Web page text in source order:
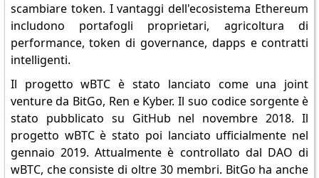
scambiare token. I vantaggi dell'ecosistema Ethereum
includono portafogli proprietari, agricoltura di
performance, token di governance, dapps e contratti
intelligenti.
Il progetto wBTC è stato lanciato come una joint
venture da BitGo, Ren e Kyber. Il suo codice sorgente è
stato pubblicato su GitHub nel novembre 2018. Il
progetto wBTC è stato poi lanciato ufficialmente nel
gennaio 2019. Attualmente è controllato dal DAO di
wBTC, che consiste di oltre 30 membri. BitGo ha anche